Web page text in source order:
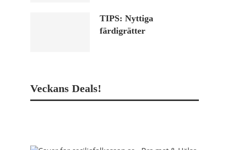
TIPS: Nyttiga
färdigrätter
Veckans Deals!